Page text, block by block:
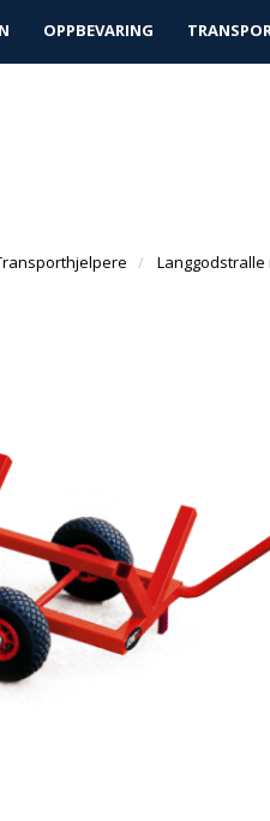
Kundeservice|
OPPBEVARING
Langgodstralle